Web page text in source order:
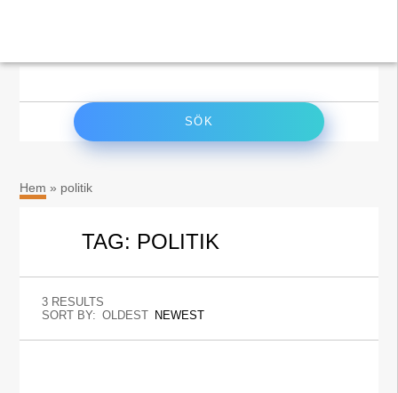
Hem » politik
TAG: POLITIK
3 RESULTS
SORT BY: OLDEST NEWEST